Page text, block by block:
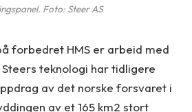
Foto: Steer AS
forbedret HMS er arbeid med
teknologi har tidligere
av det norske forsvaret i
av et 165 km2 stort